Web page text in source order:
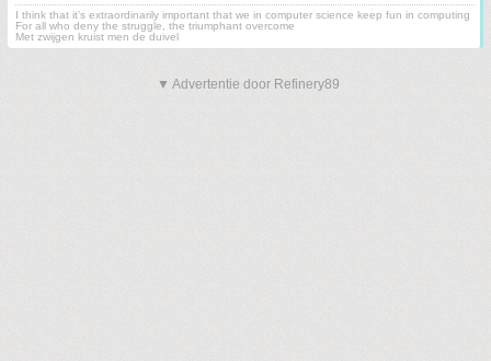
I think that it’s extraordinarily important that we in computer science keep fun in computing
For all who deny the struggle, the triumphant overcome
Met zwijgen kruist men de duivel
▼ Advertentie door Refinery89